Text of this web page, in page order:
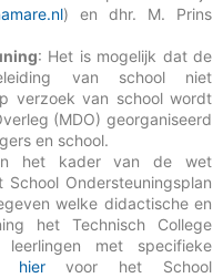
) en dhr. M. Prins
: Het is mogelijk dat de
van school niet
verzoek van school wordt
(MDO) georganiseerd
en school.
het kader van de wet
School Ondersteuningsplan
welke didactische en
het Technisch College
met specifieke
hiervoor het School